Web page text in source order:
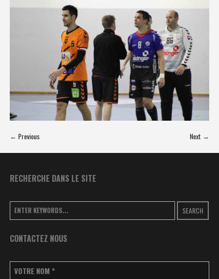
← Previous Next →
RECHERCHE DANS LE SITE
SEARCH
CONTACTEZ NOUS
VOTRE NOM *